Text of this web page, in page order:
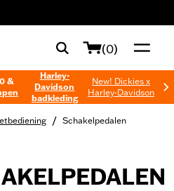
(0)
&
Harley-
Davidson
badkleding
New! Dickies x
Harley-Davidson
/ Schakelpedalen